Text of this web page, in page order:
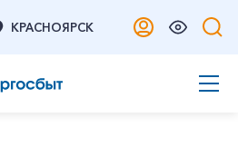
КРАСНОЯРСК